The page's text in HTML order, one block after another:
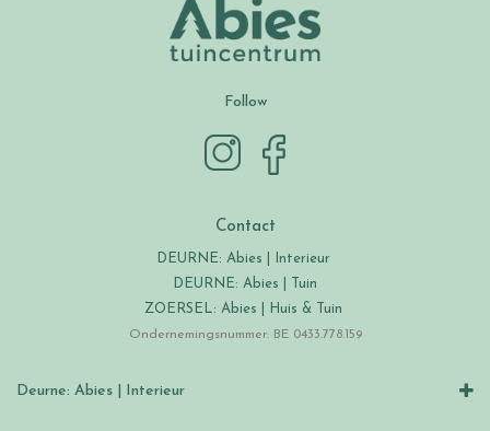
Follow
Contact
DEURNE: Abies | Interieur
DEURNE: Abies | Tuin
ZOERSEL: Abies | Huis & Tuin
Ondernemingsnummer: BE 0433.778.159
Deurne: Abies | Interieur